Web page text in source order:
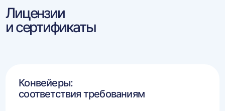
Лицензии
и сертификаты
Конвейеры:
соответствия требованиям